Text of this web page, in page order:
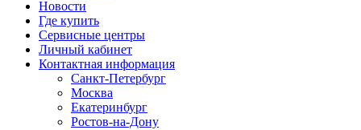
Новости
Где купить
Сервисные центры
Личный кабинет
Контактная информация
Санкт-Петербург
Москва
Екатеринбург
Ростов-на-Дону